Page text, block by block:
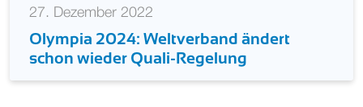
27. Dezember 2022
Olympia 2024: Weltverband ändert
schon wieder Quali-Regelung